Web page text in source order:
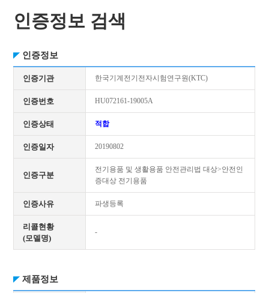
인증정보 검색
인증정보
인증기관 한국기계전기전자시험연구원(KTC)
인증번호 HU072161-19005A
인증상태 적합
인증일자 20190802
인증구분
전기용품 및 생활용품 안전관리법 대상>안전인
증대상 전기용품
인증사유 파생등록
리콜현황
(모델명)
-
제품정보